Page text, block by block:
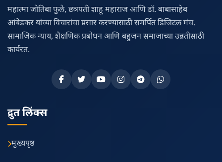
महात्मा जोतिबा फुले, छत्रपती शाहू महाराज आणि डॉ. बाबासाहेब
आंबेडकर यांच्या विचारांचा प्रसार करण्यासाठी समर्पित डिजिटल मंच.
सामाजिक न्याय, शैक्षणिक प्रबोधन आणि बहुजन समाजाच्या उन्नतीसाठी
कार्यरत.
द्रुत लिंक्स
मुख्यपृष्ठ